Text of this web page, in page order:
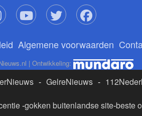
Algemene voorwaarden
| Ontwikkeling:
- GelreNieuws -
-gokken buitenlandse site-beste